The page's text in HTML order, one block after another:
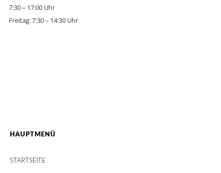
7:30 – 17:00 Uhr
Freitag: 7:30 – 14:30 Uhr
HAUPTMENÜ
STARTSEITE